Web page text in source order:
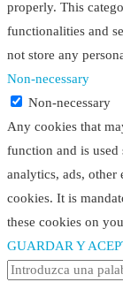
properly. This
functionalities and
not store any
Non-necessary
Non-necessary
Any cookies that
function and is
analytics, ads, other
cookies. It is
these cookies on
GUARDAR Y